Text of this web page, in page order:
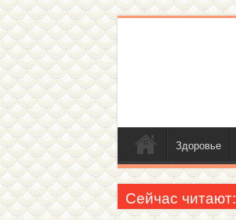
Здоровье
Сейчас читают: